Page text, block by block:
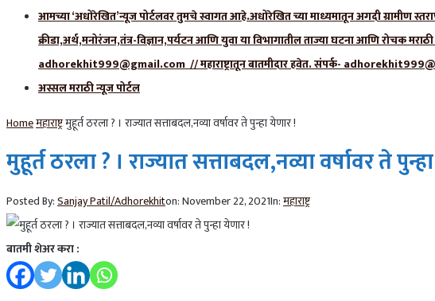
आमच्या ‘अधोरेखित’न्यूज पोर्टलवर तुमचे स्वागत आहे.अधोरेखित च्या माध्यमातून अगदी ग्रामीण
क्रीडा,अर्थ,मनोरंजन,तंत्र-विज्ञान,पर्यटन आणि युवा या विभागातील ताज्या घटना आणि रोचक
adhorekhit999@gmail.com // महाराष्ट्रातून बातमीदार हवेत. संपर्क-
अस्सल मराठी न्यूज पोर्टल
Homeमहाराष्ट्रमुहूर्त ठरला ? । राज्यात सत्ताबदल,नव्या वर्षावर ते पुन्हा येणार !
मुहूर्त ठरला ? । राज्यात सत्ताबदल,नव्या वर्षावर ते
Posted By:Sanjay Patil/Adhorekhiton:November 22, 2021In:महाराष्ट्र
बातमी शेअर करा :